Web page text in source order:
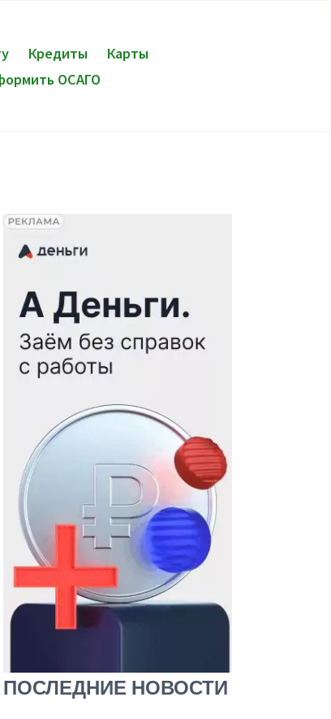
Кредиты
Карты
ОСАГО
ПОСЛЕДНИЕ НОВОСТИ